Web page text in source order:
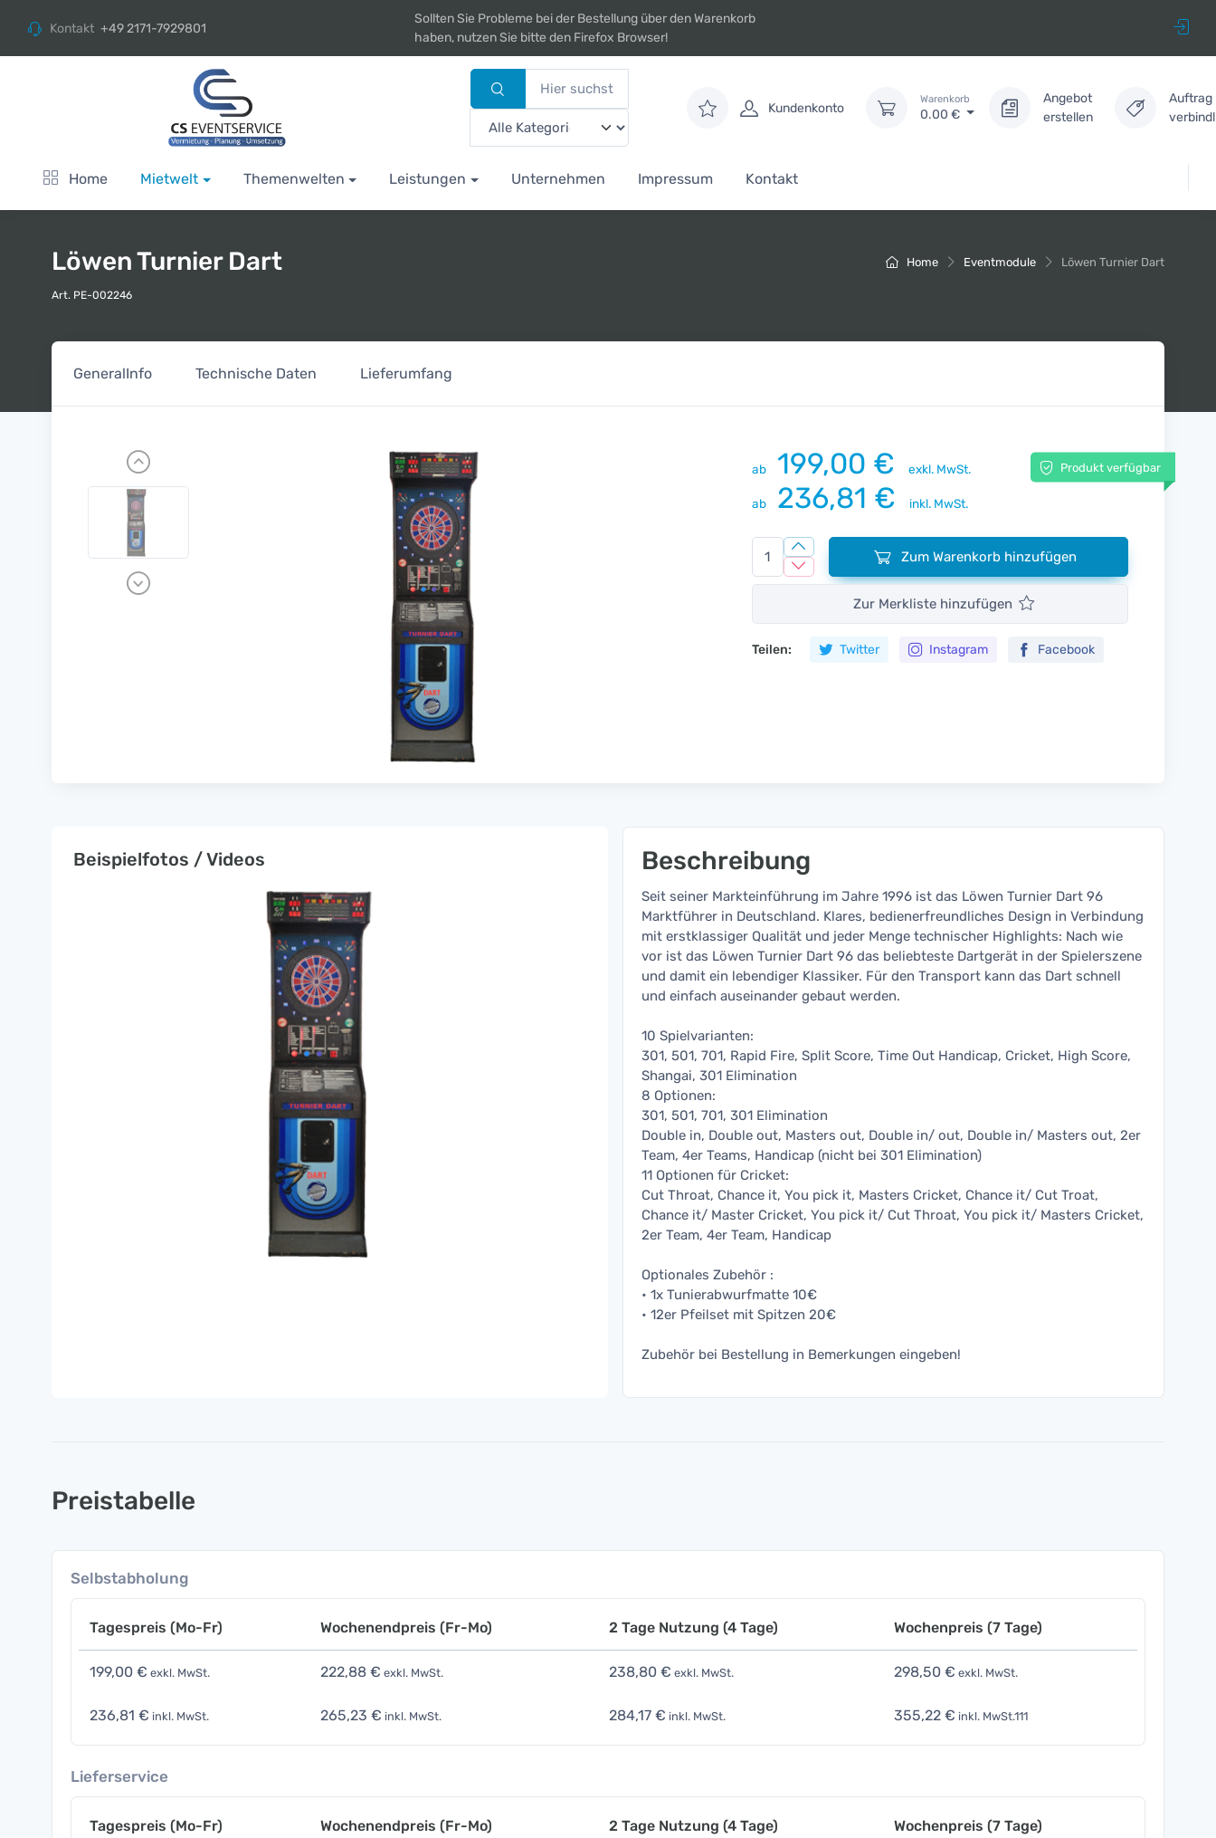
Kontakt +49 2171-7929801
Sollten Sie Probleme bei der Bestellung über den Warenkorb
haben, nutzen Sie bitte den Firefox Browser!
Kundenkonto
Warenkorb
0.00 €
Angebot
erstellen
Auftrag
Home Mietwelt Themenwelten Leistungen Unternehmen Impressum Kontakt
Home Eventmodule Löwen Turnier Dart
Löwen Turnier Dart
Art. PE-002246
GeneralInfo Technische Daten Lieferumfang
Previous
Next
ab 199,00 € exkl. MwSt.
ab 236,81 € inkl. MwSt.
Produkt verfügbar
Zum Warenkorb hinzufügen
Zur Merkliste hinzufügen
Teilen: Twitter Instagram Facebook
Beispielfotos / Videos Beschreibung
Seit seiner Markteinführung im Jahre 1996 ist das Löwen Turnier Dart 96
Marktführer in Deutschland. Klares, bedienerfreundliches Design in Verbindung
mit erstklassiger Qualität und jeder Menge technischer Highlights: Nach wie
vor ist das Löwen Turnier Dart 96 das beliebteste Dartgerät in der Spielerszene
und damit ein lebendiger Klassiker. Für den Transport kann das Dart schnell
und einfach auseinander gebaut werden.
10 Spielvarianten:
301, 501, 701, Rapid Fire, Split Score, Time Out Handicap, Cricket, High Score,
Shangai, 301 Elimination
8 Optionen:
301, 501, 701, 301 Elimination
Double in, Double out, Masters out, Double in/ out, Double in/ Masters out, 2er
Team, 4er Teams, Handicap (nicht bei 301 Elimination)
11 Optionen für Cricket:
Cut Throat, Chance it, You pick it, Masters Cricket, Chance it/ Cut Troat,
Chance it/ Master Cricket, You pick it/ Cut Throat, You pick it/ Masters Cricket,
2er Team, 4er Team, Handicap
Optionales Zubehör :
• 1x Tunierabwurfmatte 10€
• 12er Pfeilset mit Spitzen 20€
Zubehör bei Bestellung in Bemerkungen eingeben!
Preistabelle
Selbstabholung
Tagespreis (Mo-Fr) Wochenendpreis (Fr-Mo) 2 Tage Nutzung (4 Tage) Wochenpreis (7 Tage)
199,00 € exkl. MwSt. 222,88 € exkl. MwSt. 238,80 € exkl. MwSt. 298,50 € exkl. MwSt.
236,81 € inkl. MwSt. 265,23 € inkl. MwSt. 284,17 € inkl. MwSt. 355,22 € inkl. MwSt.111
Lieferservice
Tagespreis (Mo-Fr) Wochenendpreis (Fr-Mo) 2 Tage Nutzung (4 Tage) Wochenpreis (7 Tage)